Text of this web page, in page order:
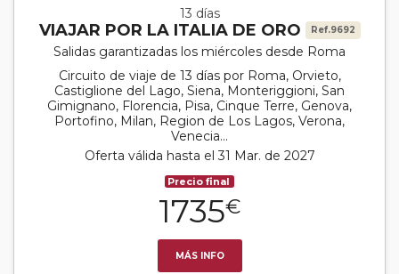
13 días
VIAJAR POR LA ITALIA DE ORO Ref.9692
Salidas garantizadas los miércoles desde Roma
Circuito de viaje de 13 días por Roma, Orvieto,
Castiglione del Lago, Siena, Monteriggioni, San
Gimignano, Florencia, Pisa, Cinque Terre, Genova,
Portofino, Milan, Region de Los Lagos, Verona,
Venecia...
Oferta válida hasta el 31 Mar. de 2027
Precio final
1735€
MÁS INFO